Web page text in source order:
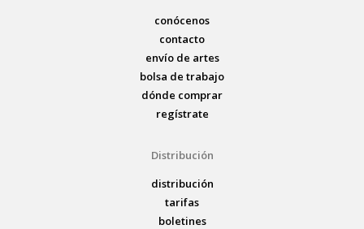
conócenos
contacto
envío de artes
bolsa de trabajo
dónde comprar
regístrate
Distribución
distribución
tarifas
boletines